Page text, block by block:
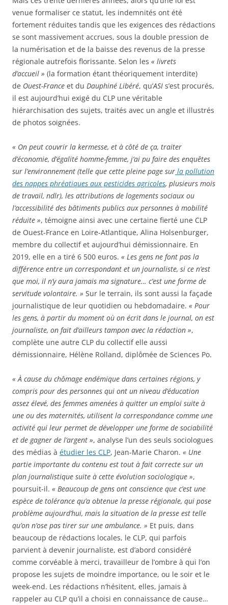
venue formaliser ce statut, les indemnités ont été
fortement réduites tandis que les exigences des rédactions
se sont massivement accrues, sous la double pression de
la numérisation et de la baisse des revenus de la presse
régionale autrefois florissante. Selon les « livrets
d’accueil » (la formation étant théoriquement interdite)
de Ouest-France et du Dauphiné Libéré, qu’ASI s’est procurés,
il est aujourd’hui exigé du CLP une véritable
hiérarchisation des sujets, traités avec un angle et illustrés
de photos soignées.
« On peut couvrir la kermesse, et à côté de ça, traiter
d’économie, d’égalité homme-femme, j’ai pu faire des enquêtes
sur l’environnement (telle que cette pleine page sur la pollution
des nappes phréatiques aux pesticides agricoles, plusieurs mois
de travail, ndlr), les attributions de logements sociaux ou
l’accessibilité des bâtiments publics aux personnes à mobilité
réduite », témoigne ainsi avec une certaine fierté une CLP
de Ouest-France en Loire-Atlantique, Alina Holsenburger,
membre du collectif et aujourd’hui démissionnaire. En
2019, elle en a tiré 6 500 euros. « Les gens ne font pas la
différence entre un correspondant et un journaliste, si ce n’est
que moi, il n’y aura jamais ma signature… c’est une forme de
servitude volontaire. » Sur le terrain, ils sont aussi la façade
journalistique de leur quotidien ou hebdomadaire. « Pour
les gens, à partir du moment où on écrit dans le journal, on est
journaliste, on fait d’ailleurs tampon avec la rédaction »,
complète une autre CLP du collectif elle aussi
démissionnaire, Hélène Rolland, diplômée de Sciences Po.
« À cause du chômage endémique dans certaines régions, y
compris pour des personnes qui ont un niveau d’éducation
assez élevé, des femmes amenées à quitter un emploi suite à
une ou des maternités, utilisent la correspondance comme une
activité qui leur permet de développer une forme de sociabilité
et de gagner de l’argent », analyse l’un des seuls sociologues
des médias à étudier les CLP, Jean-Marie Charon. « Une
partie importante du contenu est tout à fait correcte sur un
plan journalistique suite à cette évolution sociologique »,
poursuit-il. « Beaucoup de gens ont conscience que c’est une
espèce de tolérance qu’a obtenue la presse régionale, qui pose
problème aujourd’hui, mais la situation de la presse est telle
qu’on n’ose pas tirer sur une ambulance. » Et puis, dans
beaucoup de rédactions locales, le CLP, qui parfois
parvient à devenir journaliste, est d’abord considéré
comme corvéable à merci, travailleur de l’ombre à qui l’on
propose les sujets de moindre importance, ou le soir et le
week-end. Les rédactions n’hésitent, elles, jamais à
rappeler au CLP qu’il a choisi en connaissance de cause…